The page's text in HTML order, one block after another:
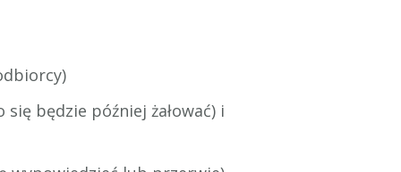
będzie później żałować) i